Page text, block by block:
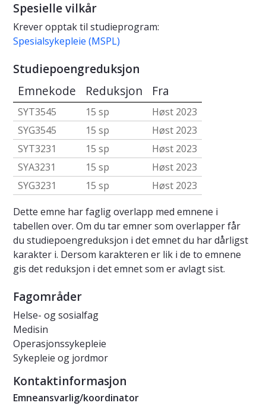
Spesielle vilkår
Krever opptak til studieprogram:
Spesialsykepleie (MSPL)
Studiepoengreduksjon
Emnekode Reduksjon Fra
SYT3545 15 sp
Høst 2023
SYG3545
15 sp
Høst 2023
SYT3231
15 sp
Høst 2023
SYA3231
15 sp
Høst 2023
SYG3231
15 sp
Høst 2023
Dette emne har faglig overlapp med emnene i
tabellen over. Om du tar emner som overlapper får
du studiepoengreduksjon i det emnet du har dårligst
karakter i. Dersom karakteren er lik i de to emnene
gis det reduksjon i det emnet som er avlagt sist.
Fagområder
Helse- og sosialfag
Medisin
Operasjonssykepleie
Sykepleie og jordmor
Kontaktinformasjon
Emneansvarlig/koordinator